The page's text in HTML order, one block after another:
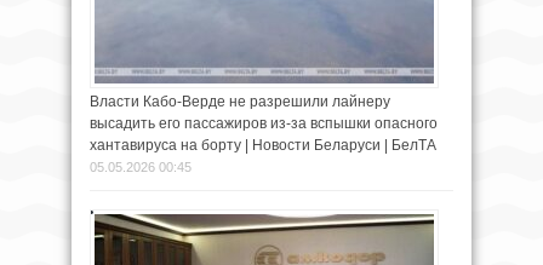
Власти Кабо-Верде не разрешили лайнеру
высадить его пассажиров из-за вспышки опасного
хантавируса на борту | Новости Беларуси | БелТА
05.05.2026 00:45